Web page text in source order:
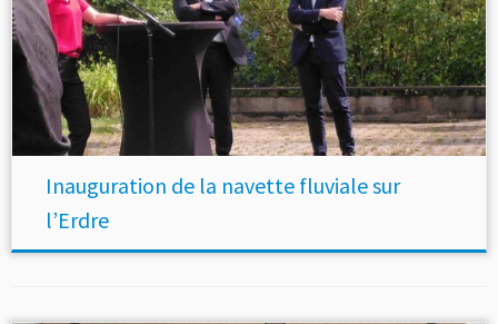
Inauguration de la navette fluviale sur
l’Erdre